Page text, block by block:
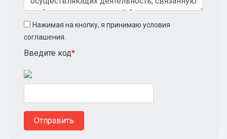
Нажимая на кнопку, я принимаю условия
соглашения.
Введите код*